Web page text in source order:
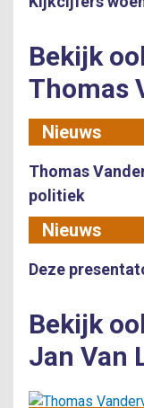
Bekijk
Thomas
Nieuws
Thomas
politiek
Nieuws
Deze
Bekijk
Jan Van